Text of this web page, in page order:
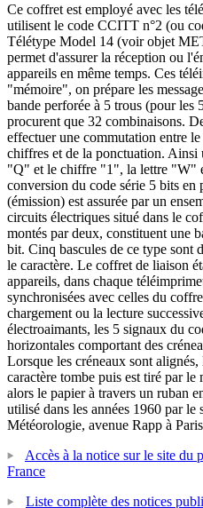
Ce coffret est employé avec les
utilisent le code CCITT n°2 (ou
Télétype Model 14 (voir objet
permet d'assurer la réception ou
appareils en même temps. Ces
"mémoire", on prépare les
bande perforée à 5 trous (pour les
procurent que 32 combinaisons.
effectuer une commutation entre
chiffres et de la ponctuation. Ainsi
"Q" et le chiffre "1", la lettre "W"
conversion du code série 5 bits
(émission) est assurée par un
circuits électriques situé dans le
montés par deux, constituent une
bit. Cinq bascules de ce type sont
le caractère. Le coffret de liaison
appareils, dans chaque
synchronisées avec celles du
chargement ou la lecture
électroaimants, les 5 signaux du
horizontales comportant des
Lorsque les créneaux sont
caractère tombe puis est tiré par le
alors le papier à travers un ruban
utilisé dans les années 1960 par le
Météorologie, avenue Rapp à
Accès à la notice sur le site du
France
Liste complète des notices